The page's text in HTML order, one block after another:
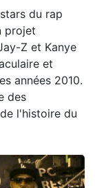
du rap
projet
Z et Kanye
et
années 2010.
des
l'histoire du